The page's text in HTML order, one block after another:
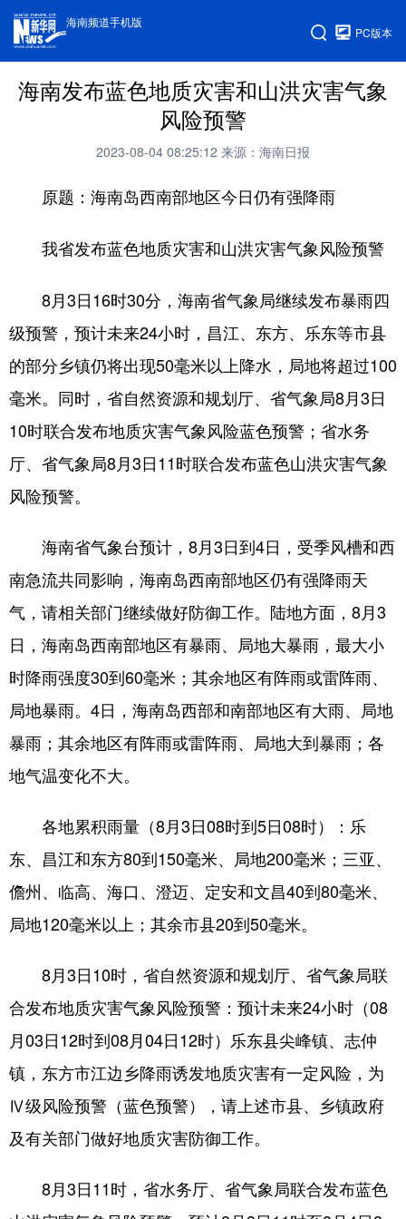
海南频道手机版
PC版本
海南发布蓝色地质灾害和山洪灾害气象
风险预警
2023-08-04 08:25:12 来源：海南日报
原题：海南岛西南部地区今日仍有强降雨
我省发布蓝色地质灾害和山洪灾害气象风险预警
8月3日16时30分，海南省气象局继续发布暴雨四
级预警，预计未来24小时，昌江、东方、乐东等市县
的部分乡镇仍将出现50毫米以上降水，局地将超过100
毫米。同时，省自然资源和规划厅、省气象局8月3日
10时联合发布地质灾害气象风险蓝色预警；省水务
厅、省气象局8月3日11时联合发布蓝色山洪灾害气象
风险预警。
海南省气象台预计，8月3日到4日，受季风槽和西
南急流共同影响，海南岛西南部地区仍有强降雨天
气，请相关部门继续做好防御工作。陆地方面，8月3
日，海南岛西南部地区有暴雨、局地大暴雨，最大小
时降雨强度30到60毫米；其余地区有阵雨或雷阵雨、
局地暴雨。4日，海南岛西部和南部地区有大雨、局地
暴雨；其余地区有阵雨或雷阵雨、局地大到暴雨；各
地气温变化不大。
各地累积雨量（8月3日08时到5日08时）：乐
东、昌江和东方80到150毫米、局地200毫米；三亚、
儋州、临高、海口、澄迈、定安和文昌40到80毫米、
局地120毫米以上；其余市县20到50毫米。
8月3日10时，省自然资源和规划厅、省气象局联
合发布地质灾害气象风险预警：预计未来24小时（08
月03日12时到08月04日12时）乐东县尖峰镇、志仲
镇，东方市江边乡降雨诱发地质灾害有一定风险，为
Ⅳ级风险预警（蓝色预警），请上述市县、乡镇政府
及有关部门做好地质灾害防御工作。
8月3日11时，省水务厅、省气象局联合发布蓝色